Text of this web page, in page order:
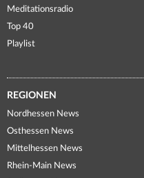
Meditationsradio
Top 40
Playlist
REGIONEN
Nordhessen News
Osthessen News
Mittelhessen News
Rhein-Main News